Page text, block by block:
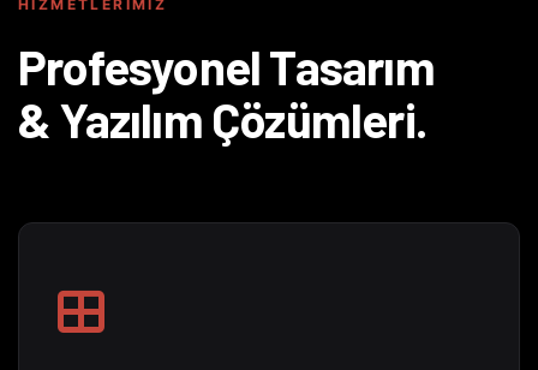
HIZMETLERIMIZ
Profesyonel Tasarım
& Yazılım Çözümleri.